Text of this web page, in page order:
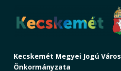
Kecskemét Megyei Jogú Város
Önkormányzata